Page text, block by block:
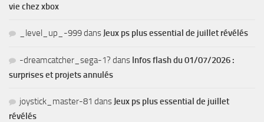
vie chez xbox
_level_up_-999dans Jeux ps plus essential de juillet révélés
-dreamcatcher_sega-1? dans Infos flash du 01/07/2026 :
surprises et projets annulés
joystick_master-81 dans Jeux ps plus essential de juillet
révélés